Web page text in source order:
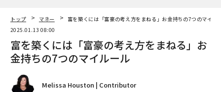
トップ マネー
富を築くには「富豪の考え方をまねる」お金持ちの7つのマイル
2025.01.13 08:00
富を築くには「富豪の考え方をまねる」お
金持ちの7つのマイルール
Melissa Houston | Contributor